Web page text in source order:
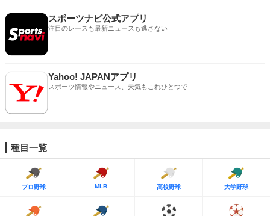
スポーツナビ公式アプリ
注目のレースも最新ニュースも逃さない
Yahoo! JAPANアプリ
スポーツ情報やニュース、天気もこれひとつで
種目一覧
プロ野球 MLB 高校野球 大学野球